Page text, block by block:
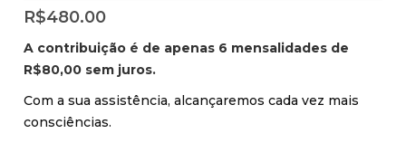
R$480.00
A contribuição é de apenas 6 mensalidades de
R$80,00 sem juros.
Com a sua assistência, alcançaremos cada vez mais
consciências.